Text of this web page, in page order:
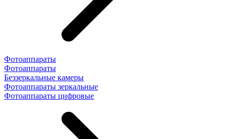
Фотоаппараты
Фотоаппараты
Беззеркальные камеры
Фотоаппараты зеркальные
Фотоаппараты цифровые